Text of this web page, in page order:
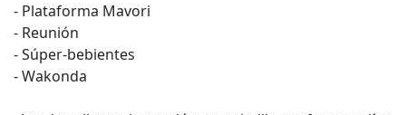
- Plataforma Mavori
- Reunión
- Súper-bebientes
- Wakonda